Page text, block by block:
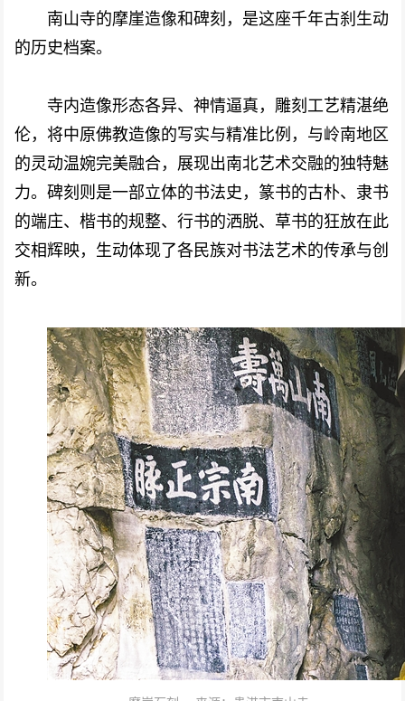
南山寺的摩崖造像和碑刻，是这座千年古刹生动
的历史档案。
寺内造像形态各异、神情逼真，雕刻工艺精湛绝
伦，将中原佛教造像的写实与精准比例，与岭南地区
的灵动温婉完美融合，展现出南北艺术交融的独特魅
力。碑刻则是一部立体的书法史，篆书的古朴、隶书
的端庄、楷书的规整、行书的洒脱、草书的狂放在此
交相辉映，生动体现了各民族对书法艺术的传承与创
新。